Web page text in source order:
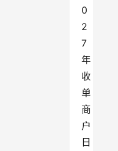
0
2
7
年
收
单
商
户
日